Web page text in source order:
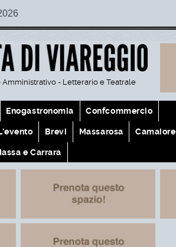
- Letterario e Teatrale
Enogastronomia Confcommercio
Brevi Massarosa Camaiore
e Carrara